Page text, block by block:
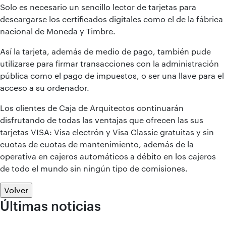
Solo es necesario un sencillo lector de tarjetas para
descargarse los certificados digitales como el de la fábrica
nacional de Moneda y Timbre.
Así la tarjeta, además de medio de pago, también pude
utilizarse para firmar transacciones con la administración
pública como el pago de impuestos, o ser una llave para el
acceso a su ordenador.
Los clientes de Caja de Arquitectos continuarán
disfrutando de todas las ventajas que ofrecen las sus
tarjetas VISA: Visa electrón y Visa Classic gratuitas y sin
cuotas de cuotas de mantenimiento, además de la
operativa en cajeros automáticos a débito en los cajeros
de todo el mundo sin ningún tipo de comisiones.
Volver
Últimas noticias